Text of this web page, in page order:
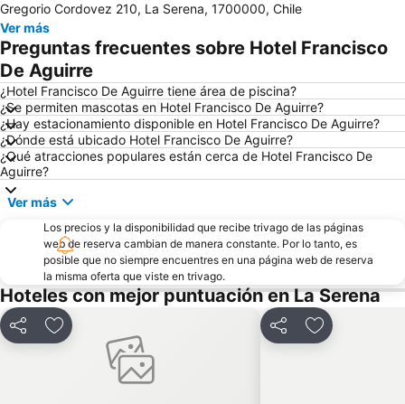
Museo al aire libre Avenida Francisco de Aguirre
Gregorio Cordovez 210, La Serena, 1700000, Chile
Ver más
Preguntas frecuentes sobre Hotel Francisco
De Aguirre
¿Hotel Francisco De Aguirre tiene área de piscina?
¿Se permiten mascotas en Hotel Francisco De Aguirre?
¿Hay estacionamiento disponible en Hotel Francisco De Aguirre?
¿Dónde está ubicado Hotel Francisco De Aguirre?
¿Qué atracciones populares están cerca de Hotel Francisco De
Aguirre?
Ver más
Los precios y la disponibilidad que recibe trivago de las páginas
web de reserva cambian de manera constante. Por lo tanto, es
posible que no siempre encuentres en una página web de reserva
la misma oferta que viste en trivago.
Hoteles con mejor puntuación en La Serena
CompartirAgregar a favoritos CompartirAgregar a